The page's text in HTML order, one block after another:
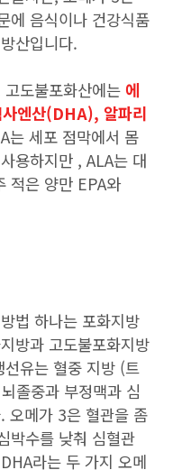
에 음식이나 건강식품
산입니다.
고도불포화산에는 에
엔산(DHA), 알파리
는 세포 점막에서 몸
용하지만 , ALA는 대
적은 양만 EPA와
법 하나는 포화지방
방과 고도불포화지방
유는 혈중 지방 (트
졸중과 부정맥과 심
오메가 3은 혈관을 좀
박수를 낮춰 심혈관
라는 두 가지 오메